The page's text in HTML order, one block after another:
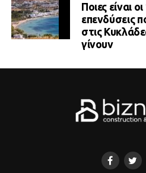
Ποιες είναι
επενδύσεις
στις
γίνουν